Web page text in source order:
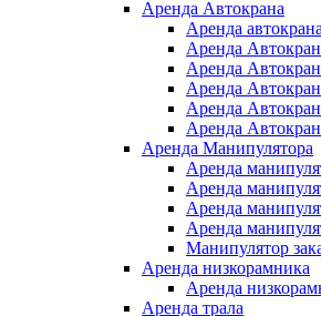
Аренда Автокрана
Аренда автокрана
Аренда
Аренда
Аренда
Аренда
Аренда
Аренда Манипулятора
Аренда
Аренда
Аренда
Аренда
Манипулятор
Аренда низкорамника
Аренда
Аренда трала